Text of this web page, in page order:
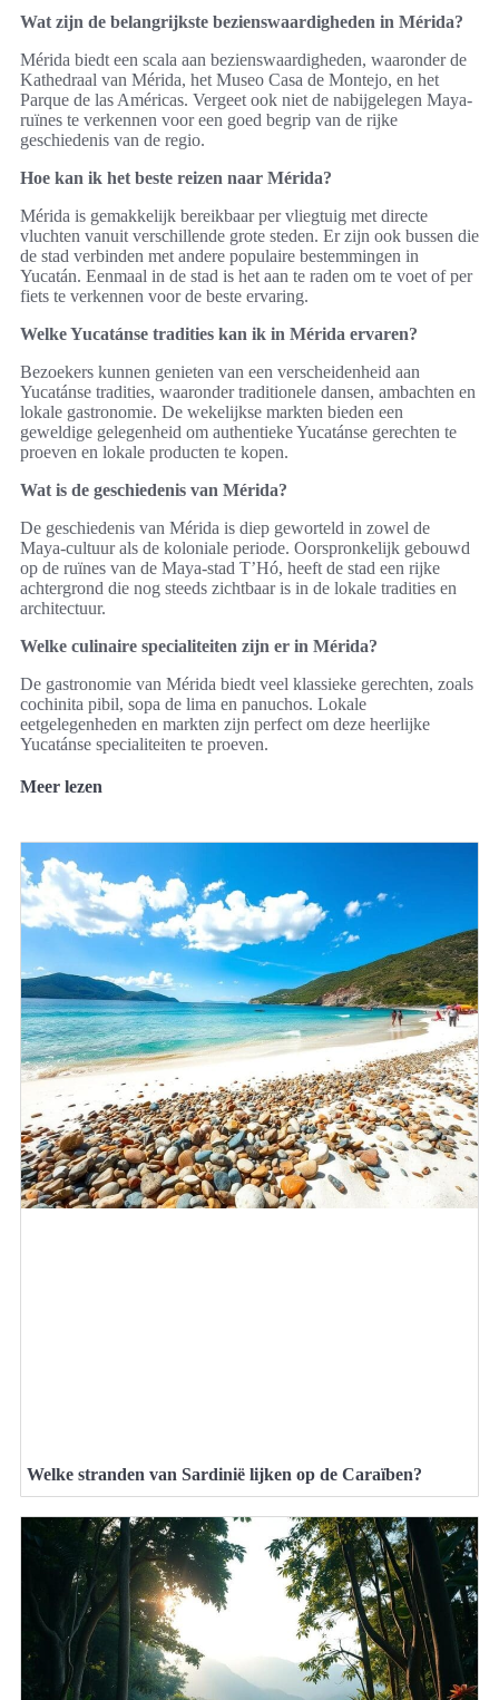
Wat zijn de belangrijkste bezienswaardigheden in Mérida?
Mérida biedt een scala aan bezienswaardigheden, waaronder de
Kathedraal van Mérida, het Museo Casa de Montejo, en het
Parque de las Américas. Vergeet ook niet de nabijgelegen Maya-
ruïnes te verkennen voor een goed begrip van de rijke
geschiedenis van de regio.
Hoe kan ik het beste reizen naar Mérida?
Mérida is gemakkelijk bereikbaar per vliegtuig met directe
vluchten vanuit verschillende grote steden. Er zijn ook bussen die
de stad verbinden met andere populaire bestemmingen in
Yucatán. Eenmaal in de stad is het aan te raden om te voet of per
fiets te verkennen voor de beste ervaring.
Welke Yucatánse tradities kan ik in Mérida ervaren?
Bezoekers kunnen genieten van een verscheidenheid aan
Yucatánse tradities, waaronder traditionele dansen, ambachten en
lokale gastronomie. De wekelijkse markten bieden een
geweldige gelegenheid om authentieke Yucatánse gerechten te
proeven en lokale producten te kopen.
Wat is de geschiedenis van Mérida?
De geschiedenis van Mérida is diep geworteld in zowel de
Maya-cultuur als de koloniale periode. Oorspronkelijk gebouwd
op de ruïnes van de Maya-stad T’Hó, heeft de stad een rijke
achtergrond die nog steeds zichtbaar is in de lokale tradities en
architectuur.
Welke culinaire specialiteiten zijn er in Mérida?
De gastronomie van Mérida biedt veel klassieke gerechten, zoals
cochinita pibil, sopa de lima en panuchos. Lokale
eetgelegenheden en markten zijn perfect om deze heerlijke
Yucatánse specialiteiten te proeven.
Meer lezen
Welke stranden van Sardinië lijken op de Caraïben?